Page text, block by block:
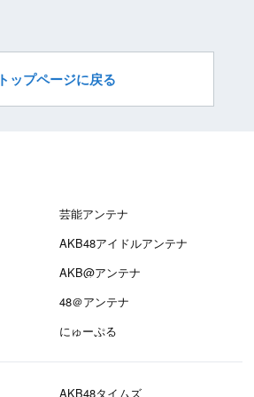
トップページに戻る
芸能アンテナ
AKB48アイドルアンテナ
AKB@アンテナ
48＠アンテナ
にゅーぷる
AKB48タイムズ